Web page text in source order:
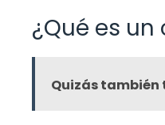
¿Qué es
Quizás también